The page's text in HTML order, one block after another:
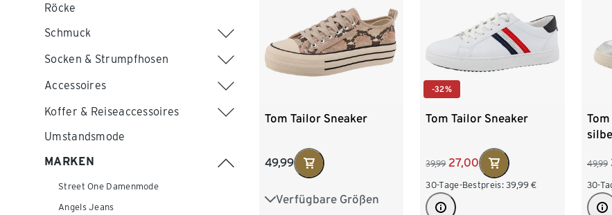
Röcke
Schmuck
Socken & Strumpfhosen
Accessoires
Koffer & Reiseaccessoires
Umstandsmode
MARKEN
Street One Damenmode
Angels Jeans
Tom Tailor Sneaker
49,99
Verfügbare Größen
37 38 39 40
-32%
Tom Tailor Sneaker
39,99 27,00
30-Tage-Bestpreis: 39,99 €
49,99
30-